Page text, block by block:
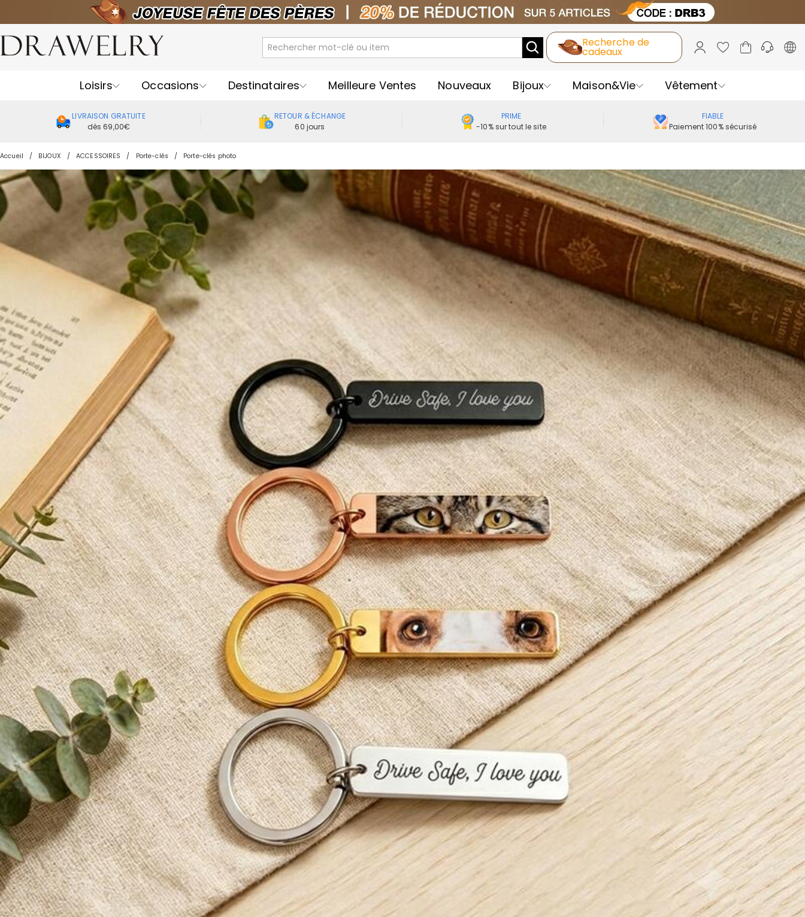
Recherche de
cadeaux
Loisirs Occasions Destinataires Meilleure Ventes Nouveaux Bijoux Maison&Vie Vêtement
LIVRAISON GRATUITE
dès 69,00€
RETOUR & ÉCHANGE
60 jours
PRIME
-10% sur tout le site
FIABLE
Paiement 100% sécurisé
Accueil BIJOUX ACCESSOIRES Porte-clés Porte-clés photo